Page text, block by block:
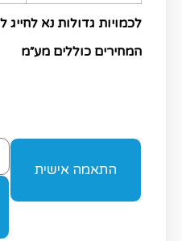
לכמויות גדולות נא לחייג למשרד –
המחירים כוללים מע״מ
התאמה אישית